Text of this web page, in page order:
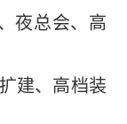
夜总会、高
建、高档装